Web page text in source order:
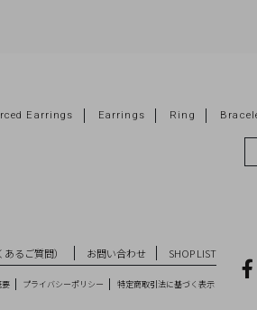
ジトップへ戻る
Earrings Earrings Ring
るご質問） お問い合わせ SHOP LIST
要 プライバシーポリシー 特定商取引法に基づく表示